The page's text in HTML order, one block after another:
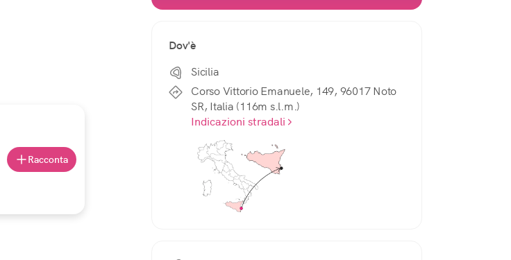
Racconta
Dov'è
Sicilia
Corso Vittorio Emanuele, 149, 96017 Noto
SR, Italia (116m s.l.m.)
Indicazioni stradali